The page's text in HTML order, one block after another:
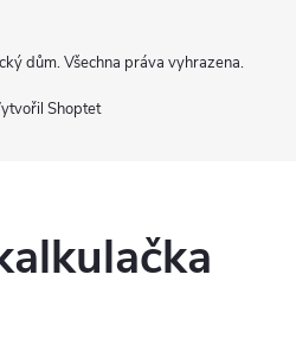
Shoptet
dům. Všechna práva vyhrazena.